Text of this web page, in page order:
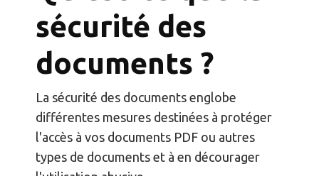
sécurité des
documents ?
La sécurité des documents englobe
différentes mesures destinées à protéger
l'accès à vos documents PDF ou autres
types de documents et à en décourager